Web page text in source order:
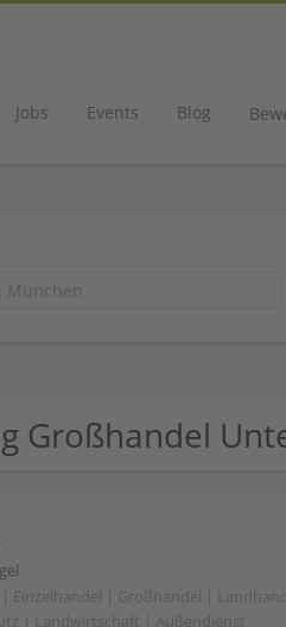
Jobs Events Blog
Großhandel
Einzelhandel | Großhandel |
| Landwirtschaft | Außendienst